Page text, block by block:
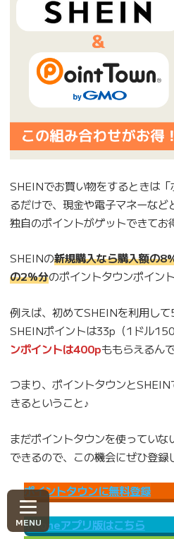
SHEINでお買い物をするときは
るだけで、現金や電子マネーな
独自のポイントがゲットできてお
SHEINの新規購入なら購入額の
の2％分のポイントタウンポイン
例えば、初めてSHEINを利用して
SHEINポイントは33p（1ドル150
ンポイントは400pももらえるん
つまり、ポイントタウンと
きるということ♪
まだポイントタウンを使ってい
できるので、この機会にぜひ登録
ポイントタウンに無料登録
iPhoneアプリ版はこちら